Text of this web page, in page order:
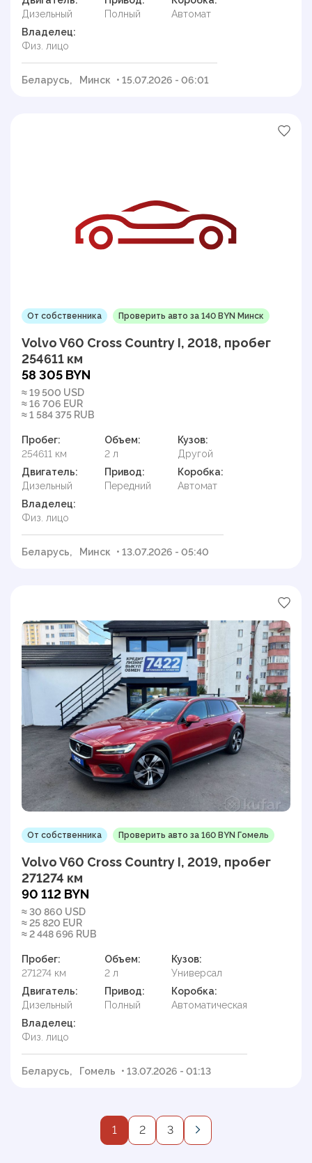
Дизельный
Полный
Автомат
Владелец:
Физ. лицо
Беларусь, Минск • 15.07.2026 - 06:01
От собственника Проверить авто за 140 BYN Минск
Volvo V60 Cross Country I, 2018, пробег
254611 км
58 305 BYN
≈ 19 500 USD
≈ 16 706 EUR
≈ 1 584 375 RUB
Пробег:
254611 км
Объем:
2 л
Кузов:
Другой
Двигатель:
Дизельный
Привод:
Передний
Коробка:
Автомат
Владелец:
Физ. лицо
Беларусь, Минск • 13.07.2026 - 05:40
От собственника Проверить авто за 160 BYN Гомель
Volvo V60 Cross Country I, 2019, пробег
271274 км
90 112 BYN
≈ 30 860 USD
≈ 25 820 EUR
≈ 2 448 696 RUB
Пробег:
271274 км
Объем:
2 л
Кузов:
Универсал
Двигатель:
Дизельный
Привод:
Полный
Коробка:
Автоматическая
Владелец:
Физ. лицо
Беларусь, Гомель • 13.07.2026 - 01:13
1 2 3